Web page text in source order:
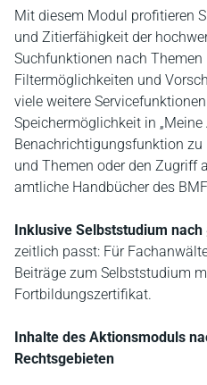
Mit diesem Modul profitieren
und Zitierfähigkeit der
Suchfunktionen nach
Filtermöglichkeiten und
viele weitere
Speichermöglichkeit in „Meine
Benachrichtigungsfunktion
und Themen oder den Zugriff
amtliche Handbücher des
Inklusive Selbststudium nach
zeitlich passt: Für
Beiträge zum Selbststudium
Fortbildungszertifikat.
Inhalte des Aktionsmoduls
Rechtsgebieten